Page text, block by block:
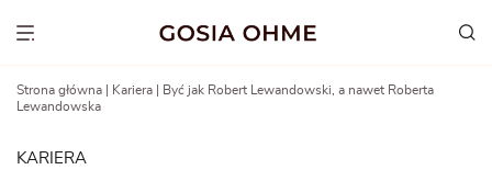
Show menu
Strona główna Kariera
Być jak Robert Lewandowski, a nawet Roberta
Lewandowska
KARIERA